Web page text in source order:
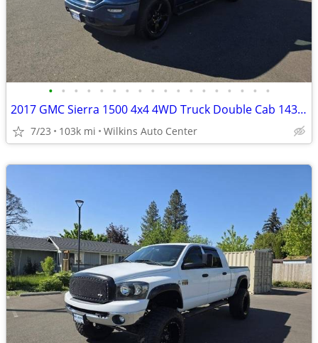
• • • • • • • • • • • • • • • • • •
2017 GMC Sierra 1500 4x4 4WD Truck Double Cab 143.5 Extended Cab
7/23 103k mi Wilkins Auto Center